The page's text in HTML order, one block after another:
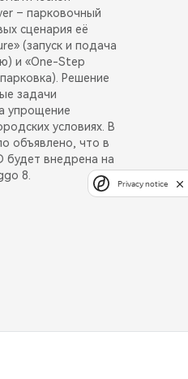
– парковочный
сценария её
(запуск и подача
и «One-Step
Решение
задачи
упрощение
условиях. В
объявлено, что в
будет внедрена на
8.
Privacy notice